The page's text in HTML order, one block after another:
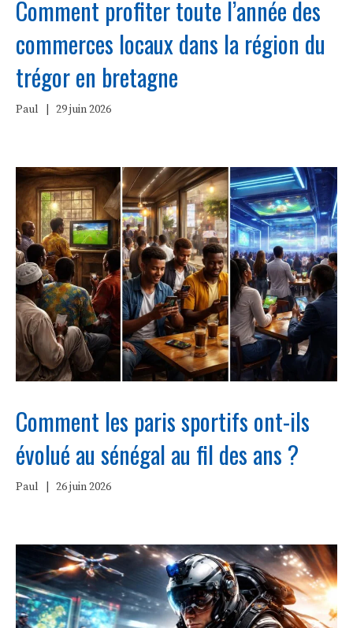
Comment profiter toute l’année des
commerces locaux dans la région du
trégor en bretagne
Paul 29 juin 2026
Comment les paris sportifs ont-ils
évolué au sénégal au fil des ans ?
Paul 26 juin 2026